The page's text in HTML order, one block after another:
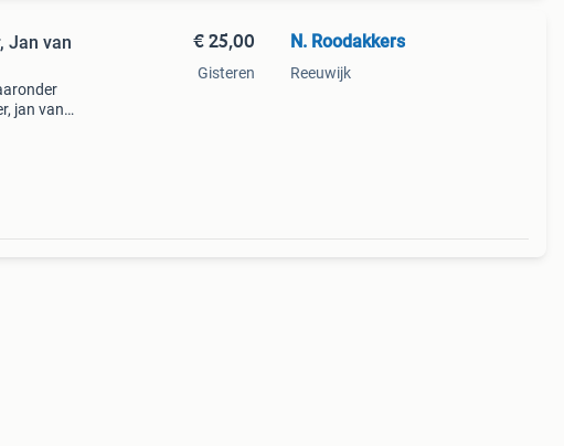
Jan van
jan van
€ 25,00
Gisteren
N. Roodakkers
Reeuwijk